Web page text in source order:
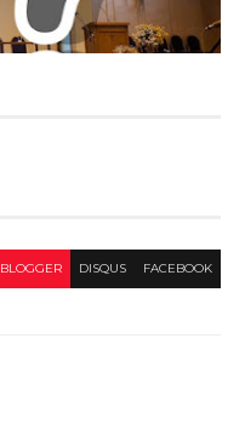
BLOGGER DISQUS FACEBOOK